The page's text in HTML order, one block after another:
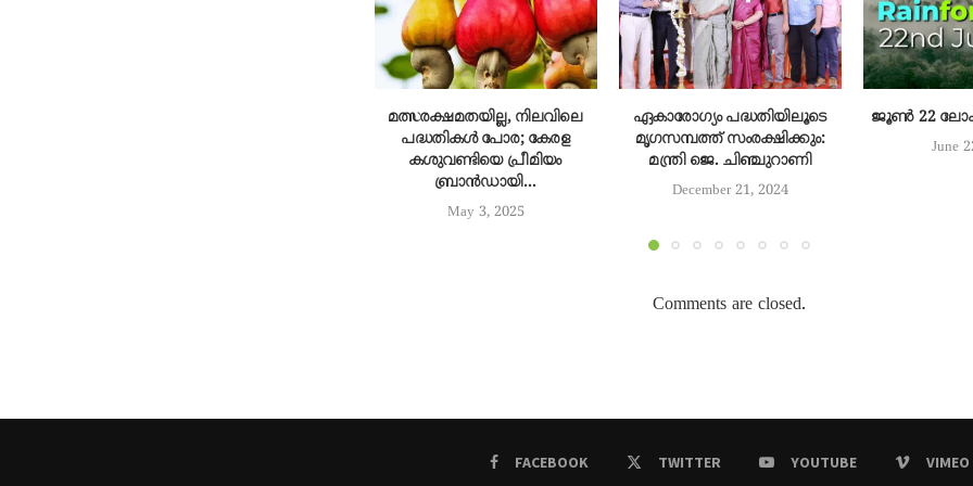
മത്സരക്ഷമതയില്ല, നിലവിലെ
പദ്ധതികൾ പോര; കേരള
കശുവണ്ടിയെ പ്രീമിയം
ബ്രാൻഡായി...
May 3, 2025
ഏകാരോഗ്യം പദ്ധതിയിലൂടെ
മൃഗസമ്പത്ത് സംരക്ഷിക്കും:
മന്ത്രി ജെ. ചിഞ്ചുറാണി
December 21, 2024
ജൂൺ 22 ലോക
June
Comments are closed.
FACEBOOK TWITTER YOUTUBE VIMEO